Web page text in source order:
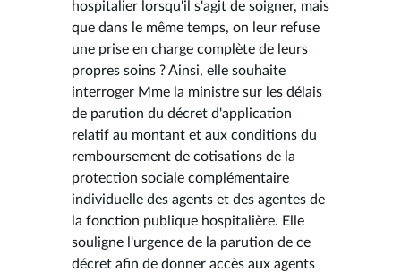
hospitalier lorsqu'il s'agit de soigner, mais
que dans le même temps, on leur refuse
une prise en charge complète de leurs
propres soins ? Ainsi, elle souhaite
interroger Mme la ministre sur les délais
de parution du décret d'application
relatif au montant et aux conditions du
remboursement de cotisations de la
protection sociale complémentaire
individuelle des agents et des agentes de
la fonction publique hospitalière. Elle
souligne l'urgence de la parution de ce
décret afin de donner accès aux agents